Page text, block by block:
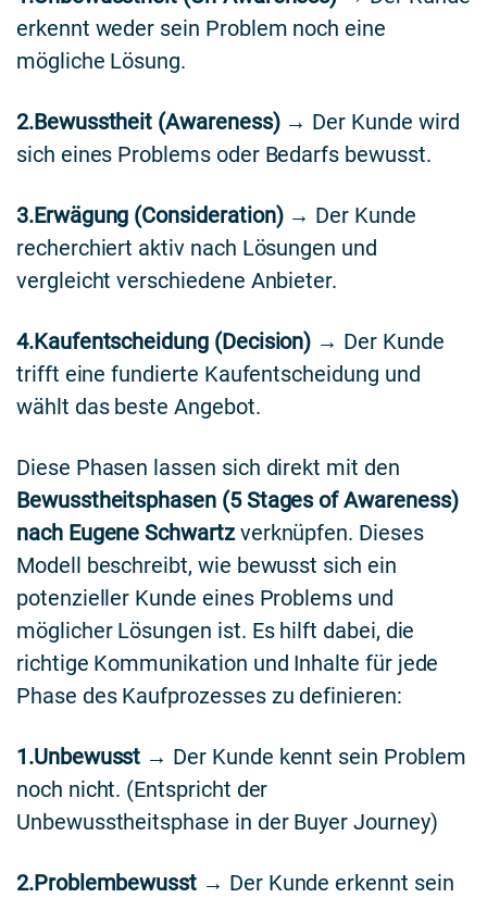
erkennt weder sein Problem noch eine
mögliche Lösung.
2.Bewusstheit (Awareness)→ Der Kunde wird
sich eines Problems oder Bedarfs bewusst.
3.Erwägung (Consideration)→ Der Kunde
recherchiert aktiv nach Lösungen und
vergleicht verschiedene Anbieter.
4.Kaufentscheidung (Decision) → Der Kunde
trifft eine fundierte Kaufentscheidung und
wählt das beste Angebot.
Diese Phasen lassen sich direkt mit den
Bewusstheitsphasen (5 Stages of Awareness)
nach Eugene Schwartzverknüpfen. Dieses
Modell beschreibt, wie bewusst sich ein
potenzieller Kunde eines Problems und
möglicher Lösungen ist. Es hilft dabei, die
richtige Kommunikation und Inhalte für jede
Phase des Kaufprozesses zu definieren:
1.Unbewusst → Der Kunde kennt sein Problem
noch nicht. (Entspricht der
Unbewusstheitsphase in der Buyer Journey)
2.Problembewusst → Der Kunde erkennt sein